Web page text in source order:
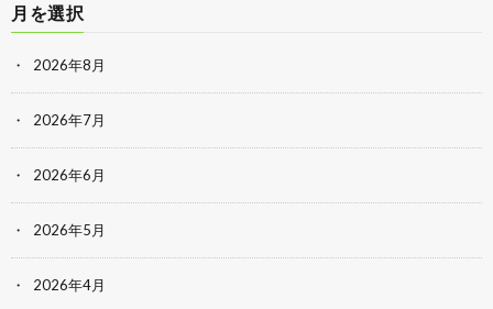
月を選択
2026年8月
2026年7月
2026年6月
2026年5月
2026年4月